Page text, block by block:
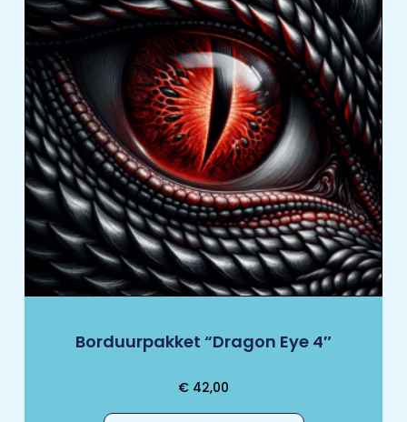
Borduurpakket “Dragon Eye 4″
€ 42,00